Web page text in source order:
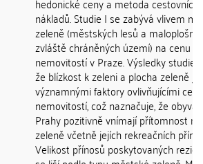
nákladů. Studie I se zabývá vlivem
zeleně (městských lesů a
zvláště chráněných území) na cenu
nemovitostí v Praze. Výsledky studie
že blízkost k zeleni a plocha zeleně
významnými faktory ovlivňujícími ceny
nemovitostí, což naznačuje, že
Prahy pozitivně vnímají přítomnost
zeleně včetně jejích rekreačních
Velikost přínosů poskytovaných